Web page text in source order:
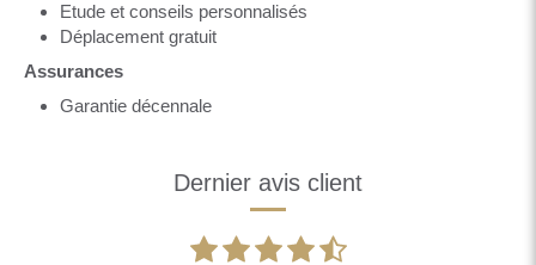
Etude et conseils personnalisés
Déplacement gratuit
Assurances
Garantie décennale
Dernier avis client